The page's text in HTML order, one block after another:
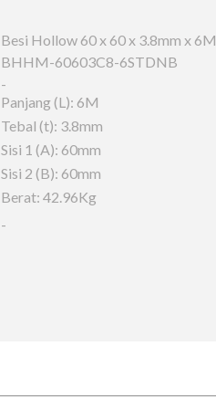
Besi Hollow 60 x 60 x 3.8mm x
BHHM-60603C8-6STDNB
-
Panjang (L): 6M
Tebal (t): 3.8mm
Sisi 1 (A): 60mm
Sisi 2 (B): 60mm
Berat: 42.96Kg
-